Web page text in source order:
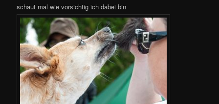
schaut mal wie vorsichtig ich dabei bin